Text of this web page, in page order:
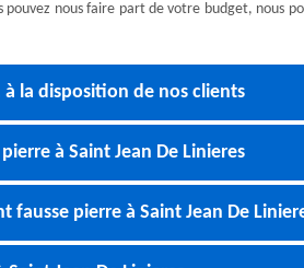
nous faire part de votre budget, nous
la disposition de nos clients
à Saint Jean De Linieres
pierre à Saint Jean De